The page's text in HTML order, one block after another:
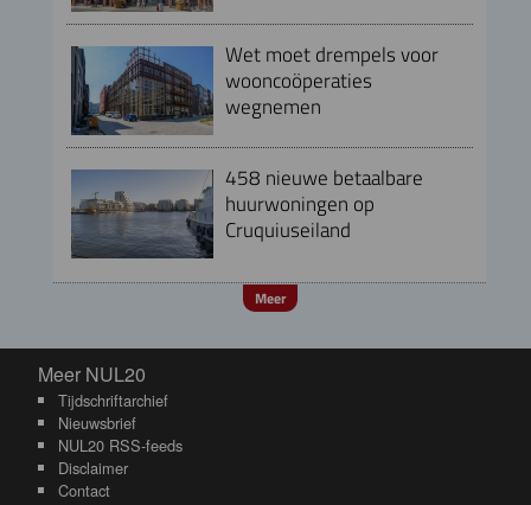
Wet moet drempels voor
wooncoöperaties
wegnemen
458 nieuwe betaalbare
huurwoningen op
Cruquiuseiland
Meer
Meer NUL20
Meer NUL20
Tijdschriftarchief
Nieuwsbrief
NUL20 RSS-feeds
Disclaimer
Contact